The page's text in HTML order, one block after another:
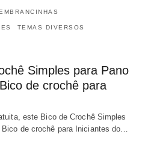
TEMAS DIVERSOS
Simples para Pano
de crochê para
este Bico de Crochê Simples
de crochê para Iniciantes do…